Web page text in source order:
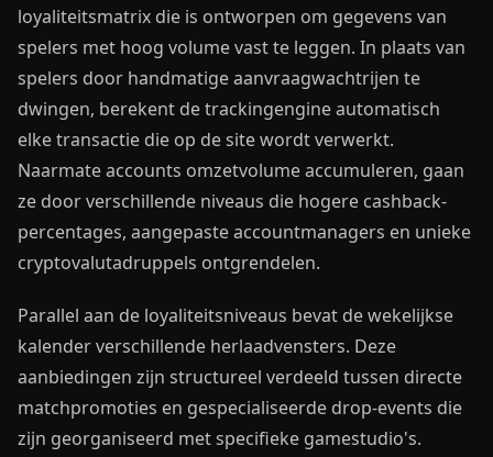
loyaliteitsmatrix die is ontworpen om gegevens van
spelers met hoog volume vast te leggen. In plaats van
spelers door handmatige aanvraagwachtrijen te
dwingen, berekent de trackingengine automatisch
elke transactie die op de site wordt verwerkt.
Naarmate accounts omzetvolume accumuleren, gaan
ze door verschillende niveaus die hogere cashback-
percentages, aangepaste accountmanagers en unieke
cryptovalutadruppels ontgrendelen.
Parallel aan de loyaliteitsniveaus bevat de wekelijkse
kalender verschillende herlaadvensters. Deze
aanbiedingen zijn structureel verdeeld tussen directe
matchpromoties en gespecialiseerde drop-events die
zijn georganiseerd met specifieke gamestudio's.